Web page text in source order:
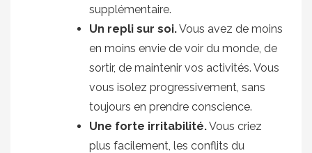
supplémentaire.
Un repli sur soi.Vous avez de moins
en moins envie de voir du monde, de
sortir, de maintenir vos activités. Vous
vous isolez progressivement, sans
toujours en prendre conscience.
Une forte irritabilité.Vous criez
plus facilement, les conflits du